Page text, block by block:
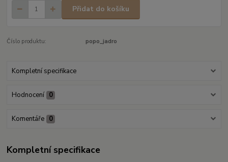
Přidat do košíku
Číslo produktu: popo_jadro
Kompletní specifikace
Hodnocení 0
Komentáře 0
Kompletní specifikace